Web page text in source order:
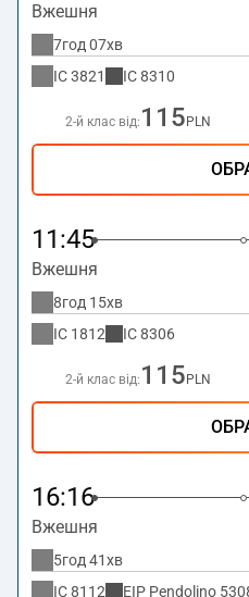
Вжешня
7год 07хв
IC3821 IC8310
2-й клас від: 115 PLN
11:45
Вжешня
8год 15хв
IC 1812 IC8306
2-й клас від: 115 PLN
16:16
Вжешня
5год 41хв
IC8112 EIP Pendolino